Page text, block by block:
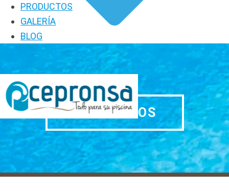
PRODUCTOS
GALERÍA
BLOG
PRODUCTOS